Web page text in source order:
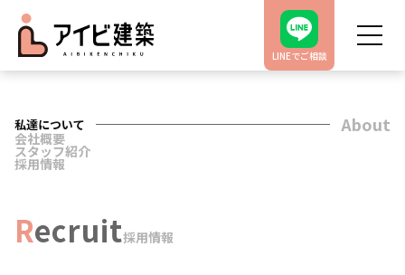
LINEでご相談
私達について About
会社概要
スタッフ紹介
採用情報
Recruit採用情報